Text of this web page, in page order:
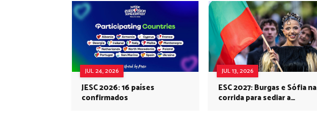
JUL 24, 2026
JESC 2026: 16 países
confirmados
JUL 13, 2026
ESC 2027: Burgas e Sófia na
corrida para sediar a